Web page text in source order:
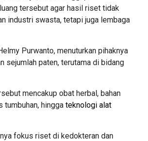
tersebut agar hasil riset tidak
industri swasta, tetapi juga lembaga
Purwanto, menuturkan pihaknya
sejumlah paten, terutama di bidang
mencakup obat herbal, bahan
hingga teknologi alat
fokus riset di kedokteran dan